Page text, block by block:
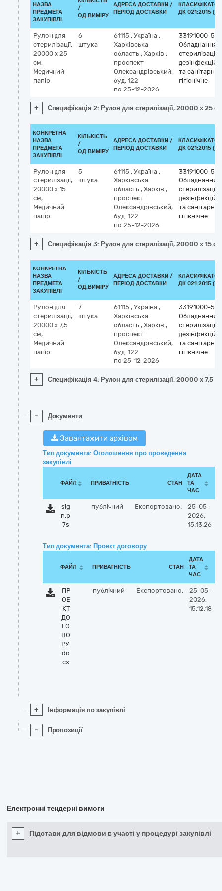
НАЗВА
ПРЕДМЕТА
ЗАКУПІВЛІ
/
ОД.ВИМІРУ
АДРЕСА ДОСТАВКИ /
ПЕРІОД ДОСТАВКИ
КЛАСИФІКАТОР
ДК 021:2015
Рулон для
стерилізації,
20000 х 25
см,
Медичний
папір
6
штука
61115 , Україна ,
Харківська
область , Харків ,
проспект
Олександрівський,
буд. 122
по 25-12-2026
33191000-5
Обладнання
та санітарно-
гігієнічне
+ Специфікація 2: Рулон для стерилізації, 20000 х 25
КОНКРЕТНА
НАЗВА
ПРЕДМЕТА
ЗАКУПІВЛІ
КІЛЬКІСТЬ
/
ОД.ВИМІРУ
АДРЕСА ДОСТАВКИ /
ПЕРІОД ДОСТАВКИ
КЛАСИФІКАТОР
ДК 021:2015
Рулон для
стерилізації,
20000 х 15
см,
Медичний
папір
5
штука
61115 , Україна ,
Харківська
область , Харків ,
проспект
Олександрівський,
буд. 122
по 25-12-2026
33191000-5
Обладнання
та санітарно-
гігієнічне
+ Специфікація 3: Рулон для стерилізації, 20000 х 15
КОНКРЕТНА
НАЗВА
ПРЕДМЕТА
ЗАКУПІВЛІ
КІЛЬКІСТЬ
/
ОД.ВИМІРУ
АДРЕСА ДОСТАВКИ /
ПЕРІОД ДОСТАВКИ
КЛАСИФІКАТОР
ДК 021:2015
Рулон для
стерилізації,
20000 х 7,5
см,
Медичний
папір
7
штука
61115 , Україна ,
Харківська
область , Харків ,
проспект
Олександрівський,
буд. 122
по 25-12-2026
33191000-5
Обладнання
та санітарно-
гігієнічне
+ Специфікація 4: Рулон для стерилізації, 20000 х 7,5
- Документи
Завантажити архівом
Тип документа: Оголошення про проведення
закупівлі
ФАЙЛ ПРИВАТНІСТЬ СТАН
ДАТА
ТА
ЧАС
sig
n.p
7s
публічний Експортовано:
25-05-
2026,
15:13:26
Тип документа: Проект договору
ФАЙЛ ПРИВАТНІСТЬ СТАН
ДАТА
ТА
ЧАС
ПР
ОЕ
КТ
ДО
ГО
ВО
РУ.
do
cx
публічний Експортовано:
25-05-
2026,
15:12:18
+ Інформація по закупівлі
- Пропозиції
Електронні тендерні вимоги
+ Підстави для відмови в участі у процедурі закупівлі